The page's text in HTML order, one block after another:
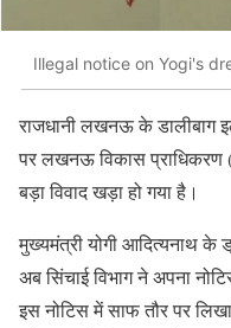
Illegal notice on Yogi's
राजधानी लखनऊ के डालीबाग
पर लखनऊ विकास प्राधिकरण
बड़ा विवाद खड़ा हो गया है।
मुख्यमंत्री योगी आदित्यनाथ के
अब सिंचाई विभाग ने अपना
इस नोटिस में साफ तौर पर